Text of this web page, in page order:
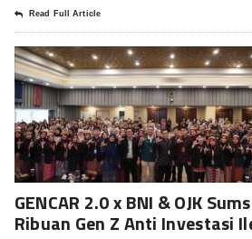
Read Full Article
GENCAR 2.0 x BNI & OJK
Ribuan Gen Z Anti Investasi